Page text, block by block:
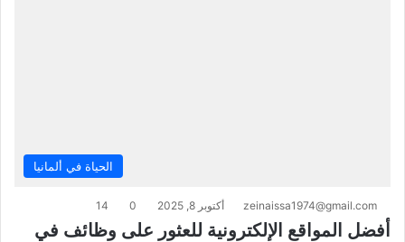
الحياة في ألمانيا
zeinaissa1974@gmail.com أكتوبر 8, 2025 0
14
أفضل المواقع الإلكترونية للعثور على وظائف في